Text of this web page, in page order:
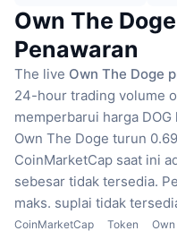
Own The
Penawaran
The live Own The Doge
24-hour trading volume
memperbarui harga
Own The Doge turun
CoinMarketCap saat ini
sebesar tidak tersedia.
maks. suplai tidak
CoinMarketCap Token